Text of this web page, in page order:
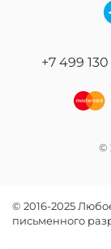
+7 499
©
© 2016-2025
письменного